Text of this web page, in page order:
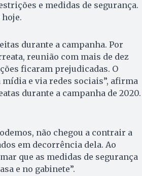
e medidas de segurança.
durante a campanha. Por
reunião com mais de dez
ficaram prejudicadas. O
e via redes sociais”, afirma
durante a campanha de 2020.
não chegou a contrair a
em decorrência dela. Ao
que as medidas de segurança
e no gabinete”.